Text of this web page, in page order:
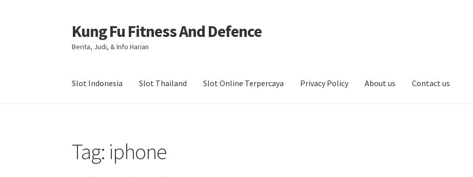
Skip
to
navigation
Skip
to
content
Kung Fu Fitness And Defence
Berita, Judi, & Info Harian
Slot Indonesia Slot Thailand Slot Online Terpercaya Privacy Policy About us Contact us
Tag: iphone